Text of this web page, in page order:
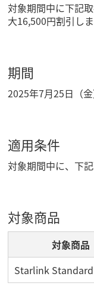
対象期間中に下記
大16,500円割引しま
期間
2025年7月25日（
適用条件
対象期間中に、下
対象商品
対象商品
Starlink